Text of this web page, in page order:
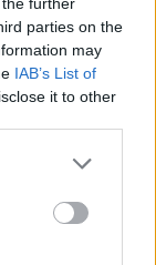
parties on the
may
IAB’s List of
it to other
more Google
may click to
party tags to
below Google
is
étkezést.
szenved,
sok banán
akiknek